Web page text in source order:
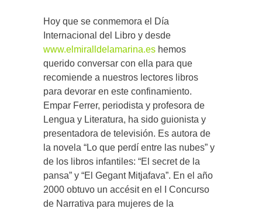
Hoy que se conmemora el Día
Internacional del Libro y desde
www.elmiralldelamarina.es hemos
querido conversar con ella para que
recomiende a nuestros lectores libros
para devorar en este confinamiento.
Empar Ferrer, periodista y profesora de
Lengua y Literatura, ha sido guionista y
presentadora de televisión. Es autora de
la novela “Lo que perdí entre las nubes” y
de los libros infantiles: “El secret de la
pansa” y “El Gegant Mitjafava”. En el año
2000 obtuvo un accésit en el I Concurso
de Narrativa para mujeres de la